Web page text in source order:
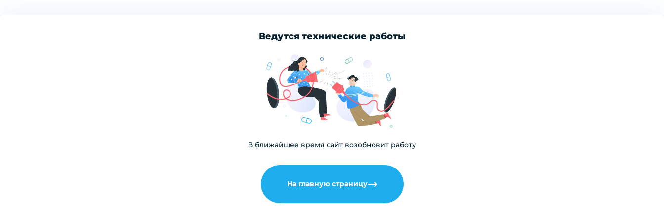
Ведутся технические работы
В ближайшее время сайт возобновит работу
На главную страницу